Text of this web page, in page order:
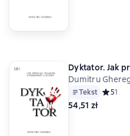
Dyktator. Jak
Dumitru
Tekst 51
54,51 zł